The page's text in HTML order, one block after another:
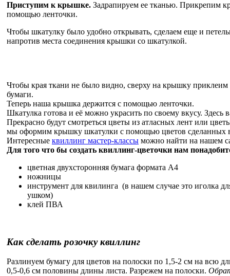
Приступим к крышке. Задрапируем ее тканью. Прикрепим
помощью ленточки.
Чтобы шкатулку было удобно открывать, сделаем еще и
напротив места соединения крышки со шкатулкой.
Чтобы края ткани не было видно, сверху на крышку приклеим
бумаги.
Теперь наша крышка держится с помощью ленточки.
Шкатулка готова и её можно украсить по своему вкусу. Здесь
Прекрасно будут смотреться цветы из атласных лент или
мы оформим крышку шкатулки с помощью цветов сделанных
Интересные квиллинг мастер-классы можно найти на нашем
Для того что бы создать квиллинг-цветочки нам
цветная двухсторонняя бумага формата A4
ножницы
инструмент для квилинга (в нашем случае это иголка
ушком)
клей ПВА
Как сделать розочку квиллинг
Разлинуем бумагу для цветов на полоски по 1,5-2 см на всю
0,5-0,6 см половины длины листа. Разрежем на полоски.